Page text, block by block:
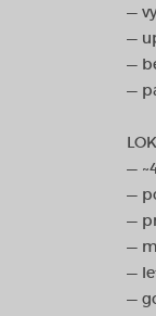
—
—
—
—
—
—
—
—
—
—